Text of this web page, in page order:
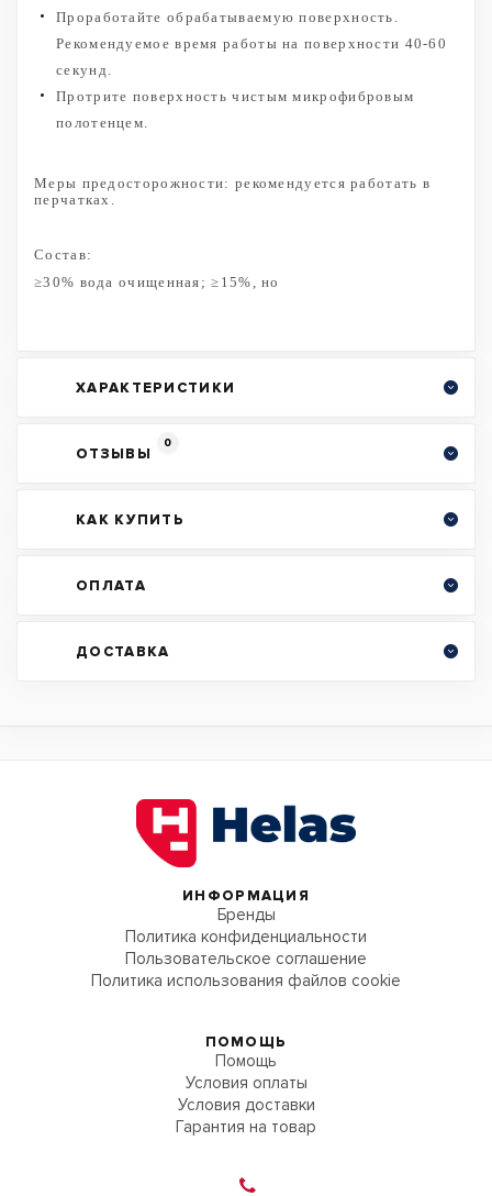
Проработайте обрабатываемую поверхность.
Рекомендуемое время работы на поверхности 40-60
секунд.
Протрите поверхность чистым микрофибровым
полотенцем.
Меры предосторожности: рекомендуется работать в
перчатках.
Состав:
≥30% вода очищенная; ≥15%, но
ХАРАКТЕРИСТИКИ
ОТЗЫВЫ
0
КАК КУПИТЬ
ОПЛАТА
ДОСТАВКА
ИНФОРМАЦИЯ
Бренды
Политика конфиденциальности
Пользовательское соглашение
Политика использования файлов cookie
ПОМОЩЬ
Помощь
Условия оплаты
Условия доставки
Гарантия на товар